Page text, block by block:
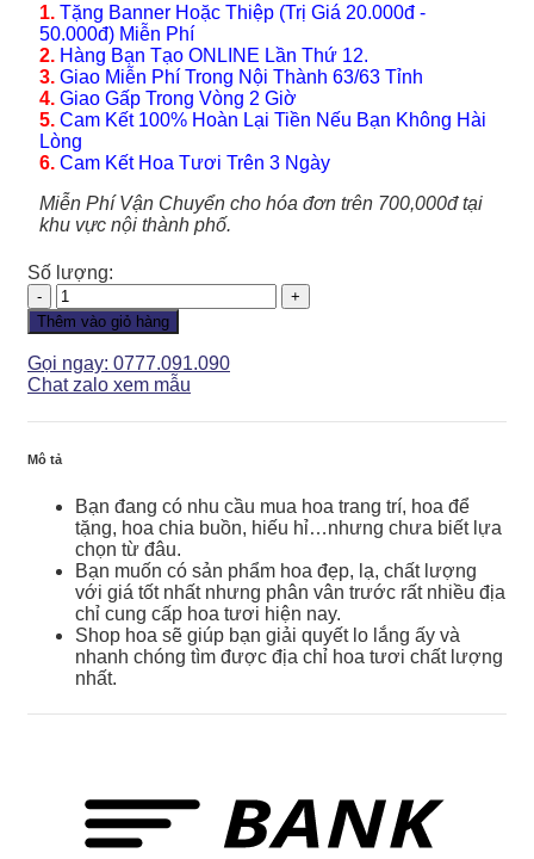
1. Tặng Banner Hoặc Thiệp (Trị Giá 20.000đ -
50.000đ) Miễn Phí
2. Hàng Bạn Tạo ONLINE Lần Thứ 12.
3. Giao Miễn Phí Trong Nội Thành 63/63 Tỉnh
4. Giao Gấp Trong Vòng 2 Giờ
5. Cam Kết 100% Hoàn Lại Tiền Nếu Bạn Không Hài
Lòng
6. Cam Kết Hoa Tươi Trên 3 Ngày
Miễn Phí Vận Chuyển cho hóa đơn trên 700,000đ tại
khu vực nội thành phố.
Số lượng:
Giỏ
Hoa
-
GH017
số
lượng
Thêm vào giỏ hàng
Gọi ngay: 0777.091.090
Chat zalo xem mẫu
Mô tả
Bạn đang có nhu cầu mua hoa trang trí, hoa để
tặng, hoa chia buồn, hiếu hỉ…nhưng chưa biết lựa
chọn từ đâu.
Bạn muốn có sản phẩm hoa đẹp, lạ, chất lượng
với giá tốt nhất nhưng phân vân trước rất nhiều địa
chỉ cung cấp hoa tươi hiện nay.
Shop hoa sẽ giúp bạn giải quyết lo lắng ấy và
nhanh chóng tìm được địa chỉ hoa tươi chất lượng
nhất.